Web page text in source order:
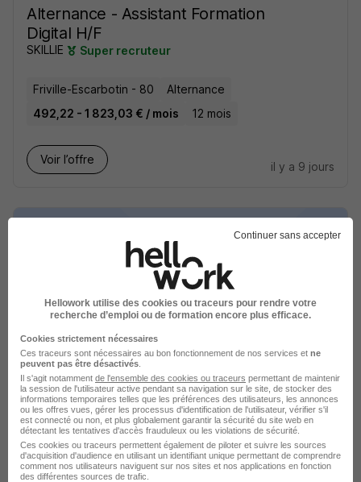
Alternance - Assistant Formation
Digital H/F
SKILLIE Super recruteur
Friville-Escarbotin - 80
Alternance
492,22 - 1 823,03 € / mois
12 mois
Voir l’offre
il y a 9 jours
Technicien Méthodes Industrielles -
Alternance H/F
Feuquières-en-Vimeu - 80
492,22 - 1 823,03 € / mois
Voir l’offre
il y a 9 jours
Continuer sans accepter
Hellowork utilise des cookies ou traceurs pour rendre votre
recherche d’emploi ou de formation encore plus efficace.
Cookies strictement nécessaires
Ces traceurs sont nécessaires au bon fonctionnement de nos services et ne
peuvent pas être désactivés
Il s'agit notamment de l'ensemble des cookies ou traceurs permettant de maintenir
la session de l'utilisateur active pendant sa navigation sur le site, de stocker des
informations temporaires telles que les préférences des utilisateurs, les annonces
ou les offres vues, gérer les processus d'identification de l'utilisateur, vérifier s'il
est connecté ou non, et plus globalement garantir la sécurité du site web en
détectant les tentatives d'accès frauduleux ou les violations de sécurité.
Ces cookies ou traceurs permettent également de piloter et suivre les sources
d'acquisition d'audience en utilisant un identifiant unique permettant de comprendre
comment nos utilisateurs naviguent sur nos sites et nos applications en fonction
des différentes sources de trafic.